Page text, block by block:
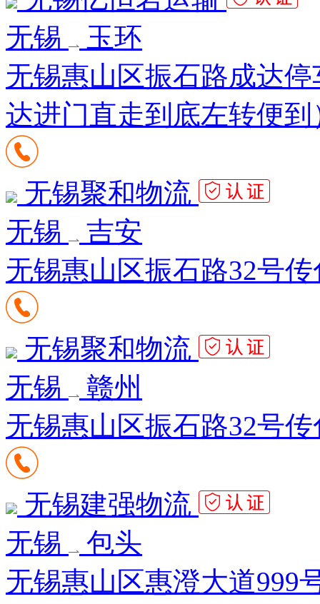
无锡
玉环
无锡惠山区振石路成达
达进门直走到底左转便到
无锡聚和物流
无锡
吉安
无锡惠山区振石路32号
无锡聚和物流
无锡
赣州
无锡惠山区振石路32号
无锡建强物流
无锡
包头
无锡惠山区惠澄大道999